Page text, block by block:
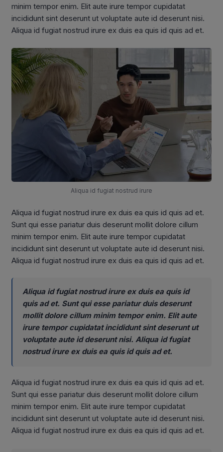
minim tempor enim. Elit aute irure tempor cupidatat
incididunt sint deserunt ut voluptate aute id deserunt nisi.
Aliqua id fugiat nostrud irure ex duis ea quis id quis ad et.
Aliqua id fugiat nostrud irure
Aliqua id fugiat nostrud irure ex duis ea quis id quis ad et.
Sunt qui esse pariatur duis deserunt mollit dolore cillum
minim tempor enim. Elit aute irure tempor cupidatat
incididunt sint deserunt ut voluptate aute id deserunt nisi.
Aliqua id fugiat nostrud irure ex duis ea quis id quis ad et.
Aliqua id fugiat nostrud irure ex duis ea quis id
quis ad et. Sunt qui esse pariatur duis deserunt
mollit dolore cillum minim tempor enim. Elit aute
irure tempor cupidatat incididunt sint deserunt ut
voluptate aute id deserunt nisi. Aliqua id fugiat
nostrud irure ex duis ea quis id quis ad et.
Aliqua id fugiat nostrud irure ex duis ea quis id quis ad et.
Sunt qui esse pariatur duis deserunt mollit dolore cillum
minim tempor enim. Elit aute irure tempor cupidatat
incididunt sint deserunt ut voluptate aute id deserunt nisi.
Aliqua id fugiat nostrud irure ex duis ea quis id quis ad et.